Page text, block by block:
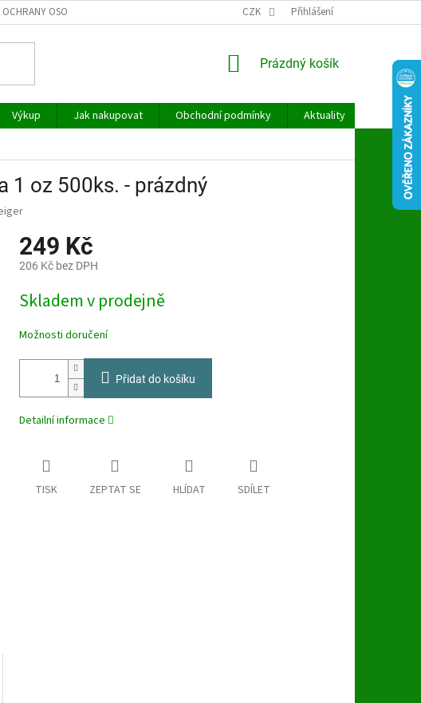
OSOBNÍCH ÚDAJŮ CZK Přihlášení
NÁKUPNÍ
Prázdný košík
Výkup Jak nakupovat Obchodní podmínky Aktuality
Kontakt
1 oz 500ks. - prázdný
249 Kč
206 Kč bez DPH
cena:
Skladem v prodejně
Možnosti doručení
Přidat do košíku
Detailní informace
TISK ZEPTAT SE HLÍDAT SDÍLET